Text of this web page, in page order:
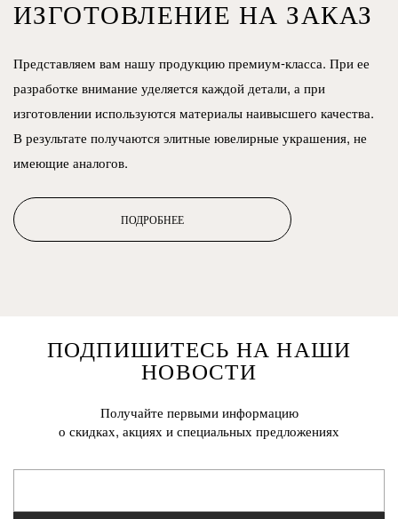
ИЗГОТОВЛЕНИЕ НА ЗАКАЗ
Представляем вам нашу продукцию премиум-класса. При ее
разработке внимание уделяется каждой детали, а при
изготовлении используются материалы наивысшего качества.
В результате получаются элитные ювелирные украшения, не
имеющие аналогов.
ПОДРОБНЕЕ
ПОДПИШИТЕСЬ НА НАШИ
НОВОСТИ
Получайте первыми информацию
о скидках, акциях и специальных предложениях